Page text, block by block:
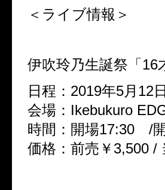
＜ライブ情報＞
伊吹玲乃生誕祭「16
日程：2019年5月12
会場：Ikebukuro
時間：開場17:30 /
価格：前売￥3,500 /